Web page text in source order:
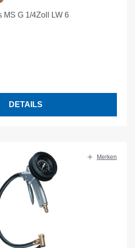
MS G 1/4Zoll LW 6
DETAILS
Merken